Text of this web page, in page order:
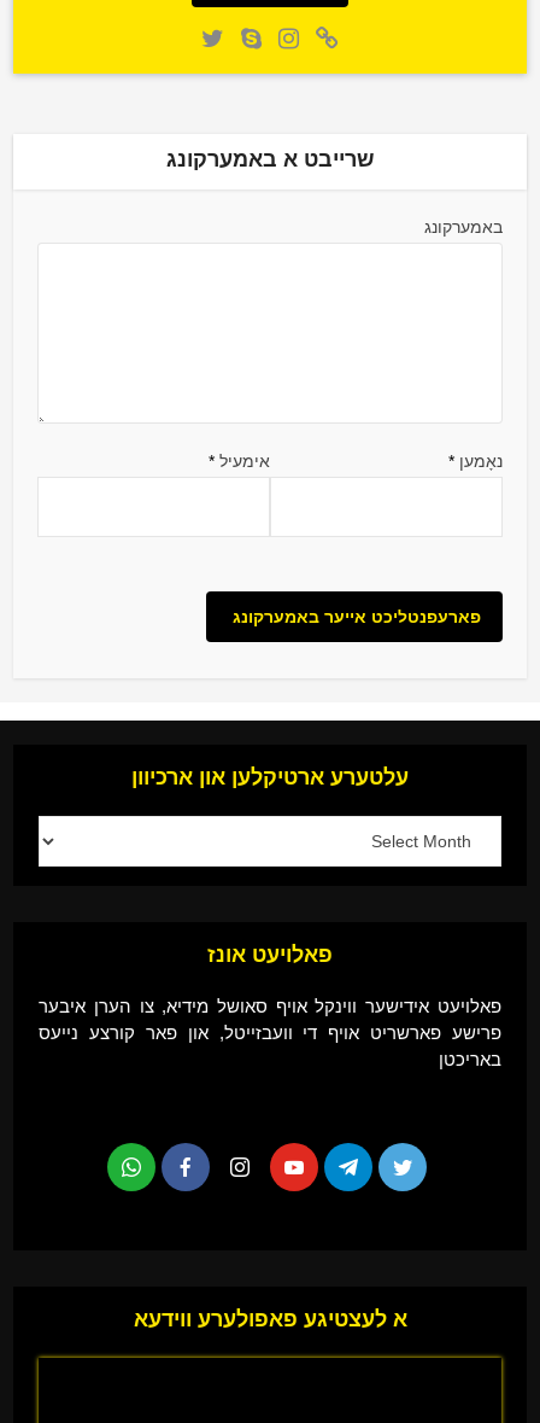
שרייבט א באמערקונג
באמערקונג
נאָמען * אימעיל *
עלטערע ארטיקלען און ארכיוון
פאלויעט אונז
פאלויעט אידישער ווינקל אויף סאושל מידיא, צו הערן איבער
פרישע פארשריט אויף די וועבזייטל, און פאר קורצע נייעס
באריכטן
א לעצטיגע פאפולערע ווידעא